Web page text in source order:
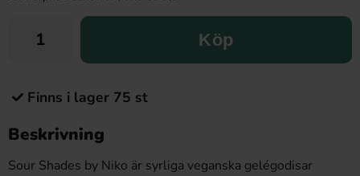
Köp
Finns i lager 75 st
Beskrivning
Sour Shades by Niko är syrliga veganska gelégodisar